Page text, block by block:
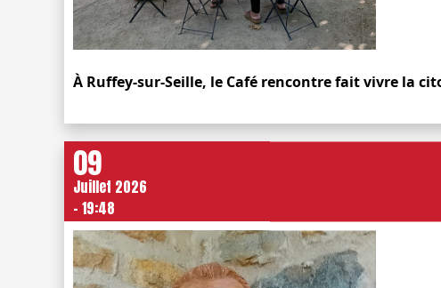
À Ruffey-sur-Seille, le Café rencontre fait vivre la
09
Juillet 2026
- 19:48